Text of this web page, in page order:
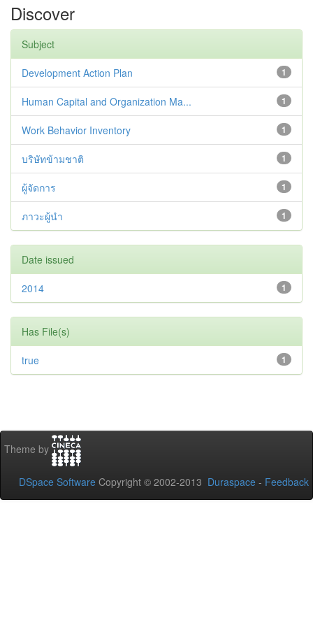
Discover
Subject
1
Development Action Plan
1
Human Capital and Organization Ma...
1
Work Behavior Inventory
1
บริษัทข้ามชาติ
1
ผู้จัดการ
1
ภาวะผู้นำ
Date issued
1
2014
Has File(s)
1
true
Theme by
DSpace Software Copyright © 2002-2013 Duraspace - Feedback